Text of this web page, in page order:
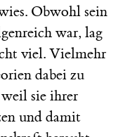
Obwohl sein
war, lag
viel. Vielmehr
dabei zu
sie ihrer
und damit